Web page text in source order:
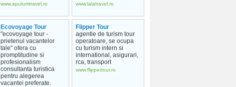
www.apulumtravel.ro www.lalatravel.ro
Ecovoyage Tour
"ecovoyage tour -
prietenul vacantelor
tale" ofera cu
promptitudine si
profesionalism
consultanta turistica
pentru alegerea
vacantei preferate.
Flipper Tour
agentie de turism tour
operatoare, se ocupa
cu turism intern si
international, asigurari,
rca, transport
www.flippertour.ro